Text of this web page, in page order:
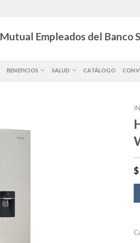
Mutual Empleados del Banco
BENEFICIOS SALUD CATÁLOGO
$